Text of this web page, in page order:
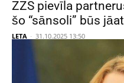
ZZS pievīla
šo “sānsoli” būs
LETA - 31.10.2025 13:50